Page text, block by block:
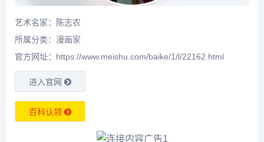
艺术名家：陈志农
所属分类： 漫画家
官方网址：https://www.meishu.com/baike/1/l/22162.html
进入官网
百科认领